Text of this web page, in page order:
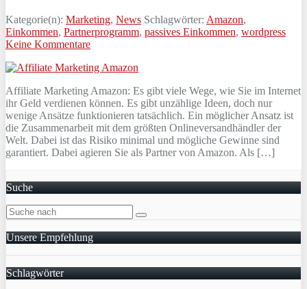
Kategorie(n): Marketing, News Schlagwörter: Amazon,
Einkommen, Partnerprogramm, passives Einkommen, wordpress
Keine Kommentare
Affiliate Marketing Amazon: Es gibt viele Wege, wie Sie im Internet
ihr Geld verdienen können. Es gibt unzählige Ideen, doch nur
wenige Ansätze funktionieren tatsächlich. Ein möglicher Ansatz ist
die Zusammenarbeit mit dem größten Onlineversandhändler der
Welt. Dabei ist das Risiko minimal und mögliche Gewinne sind
garantiert. Dabei agieren Sie als Partner von Amazon. Als […]
Suche
Unsere Empfehlung
Schlagwörter